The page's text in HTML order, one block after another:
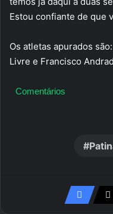
Estou confiante de que
Os atletas apurados
Livre e Francisco
Comentários